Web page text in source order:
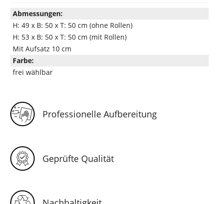
Abmessungen:
H: 49 x B: 50 x T: 50 cm (ohne Rollen)
H: 53 x B: 50 x T: 50 cm (mit Rollen)
Mit Aufsatz 10 cm
Farbe:
frei wählbar
Professionelle Aufbereitung
Geprüfte Qualität